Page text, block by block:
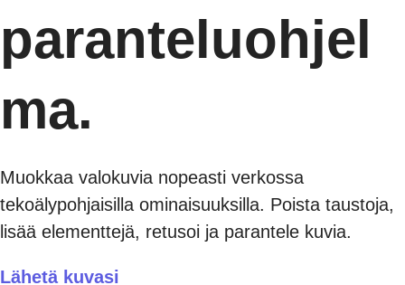
paranteluohjel
ma.
Muokkaa valokuvia nopeasti verkossa
tekoälypohjaisilla ominaisuuksilla. Poista taustoja,
lisää elementtejä, retusoi ja parantele kuvia.
Lähetä kuvasi